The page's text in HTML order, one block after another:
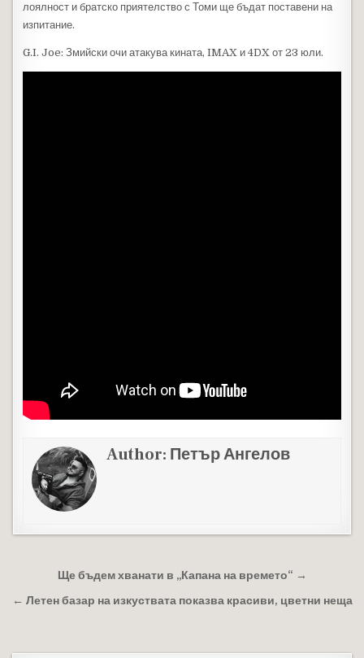
лоялност и братско приятелство с Томи ще бъдат поставени на
изпитание.
G.I. Joe: Змийски очи атакува кината, IMAX и 4DX от 23 юли.
Author: Петър Ангелов
Навигация
Ще бъдем хванати в „Капана на времето“ →
← Летен базар на изкуствата показва красиви, цветни неща